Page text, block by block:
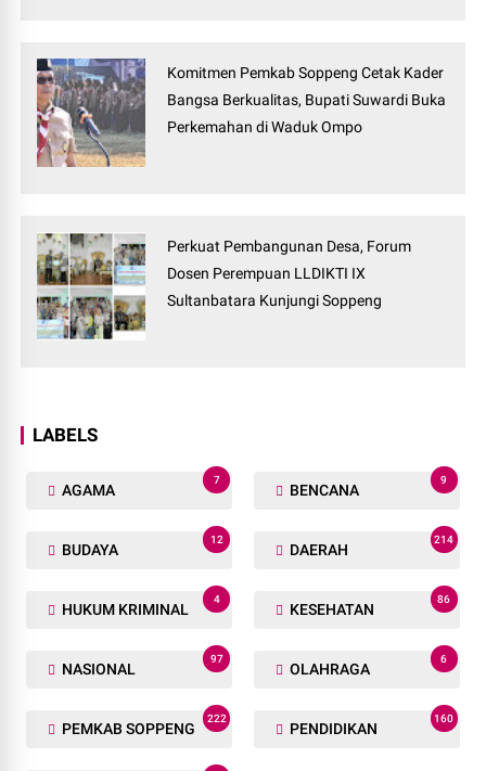
Komitmen Pemkab Soppeng Cetak Kader
Bangsa Berkualitas, Bupati Suwardi Buka
Perkemahan di Waduk Ompo
Perkuat Pembangunan Desa, Forum
Dosen Perempuan LLDIKTI IX
Sultanbatara Kunjungi Soppeng
LABELS
AGAMA
7
BENCANA
9
BUDAYA
12
DAERAH
214
HUKUM KRIMINAL
4
KESEHATAN
86
NASIONAL
97
OLAHRAGA
6
PEMKAB SOPPENG
222
PENDIDIKAN
160